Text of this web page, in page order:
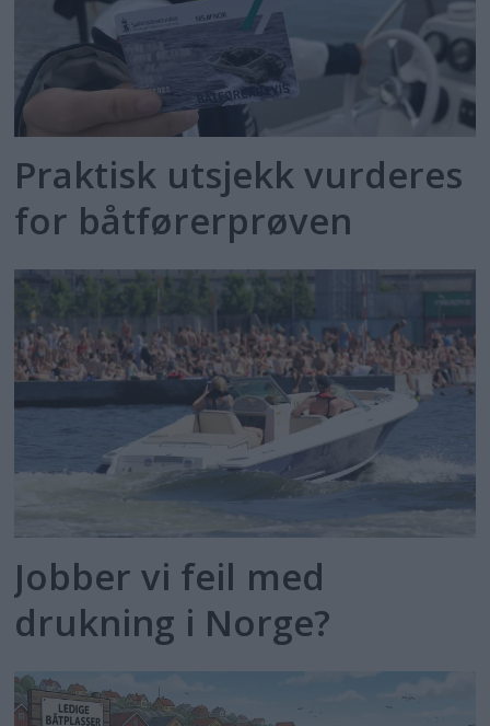
Praktisk utsjekk vurderes
for båtførerprøven
Jobber vi feil med
drukning i Norge?